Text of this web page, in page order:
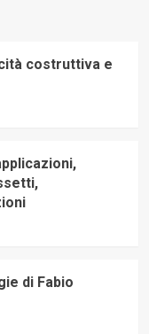
costruttiva e
di Fabio